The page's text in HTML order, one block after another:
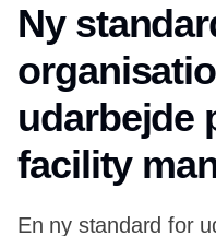
Ny
udarbejde
facility
En ny standard for